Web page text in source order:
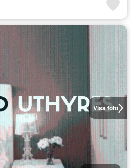
Visa foto